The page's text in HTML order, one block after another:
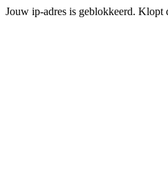
Jouw ip-adres is geblokkeerd. Klopt